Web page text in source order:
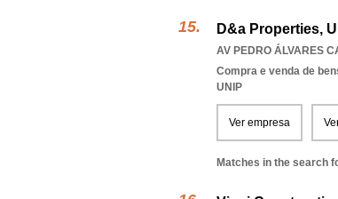
D&a Properties,
AV PEDRO ÁLVARES
Compra e venda de
UNIP
Ver empresa
Matches in the search